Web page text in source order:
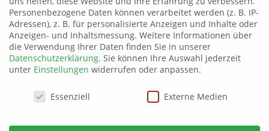
Oberfranken
Personenbezogene Daten können verarbeitet werden (z. B. IP-
Adressen), z. B. für personalisierte Anzeigen und Inhalte oder
Anzeigen- und Inhaltsmessung. Weitere Informationen über
die Verwendung Ihrer Daten finden Sie in unserer
Datenschutzerklärung. Sie können Ihre Auswahl jederzeit
unter Einstellungen widerrufen oder anpassen.
Datenschutzeinstellungen
Essenziell Externe Medien